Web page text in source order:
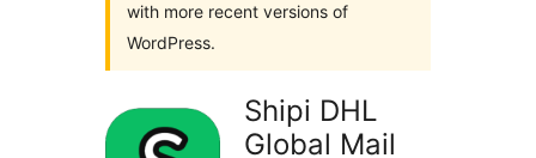
with more recent versions of
WordPress.
Shipi DHL
Global Mail